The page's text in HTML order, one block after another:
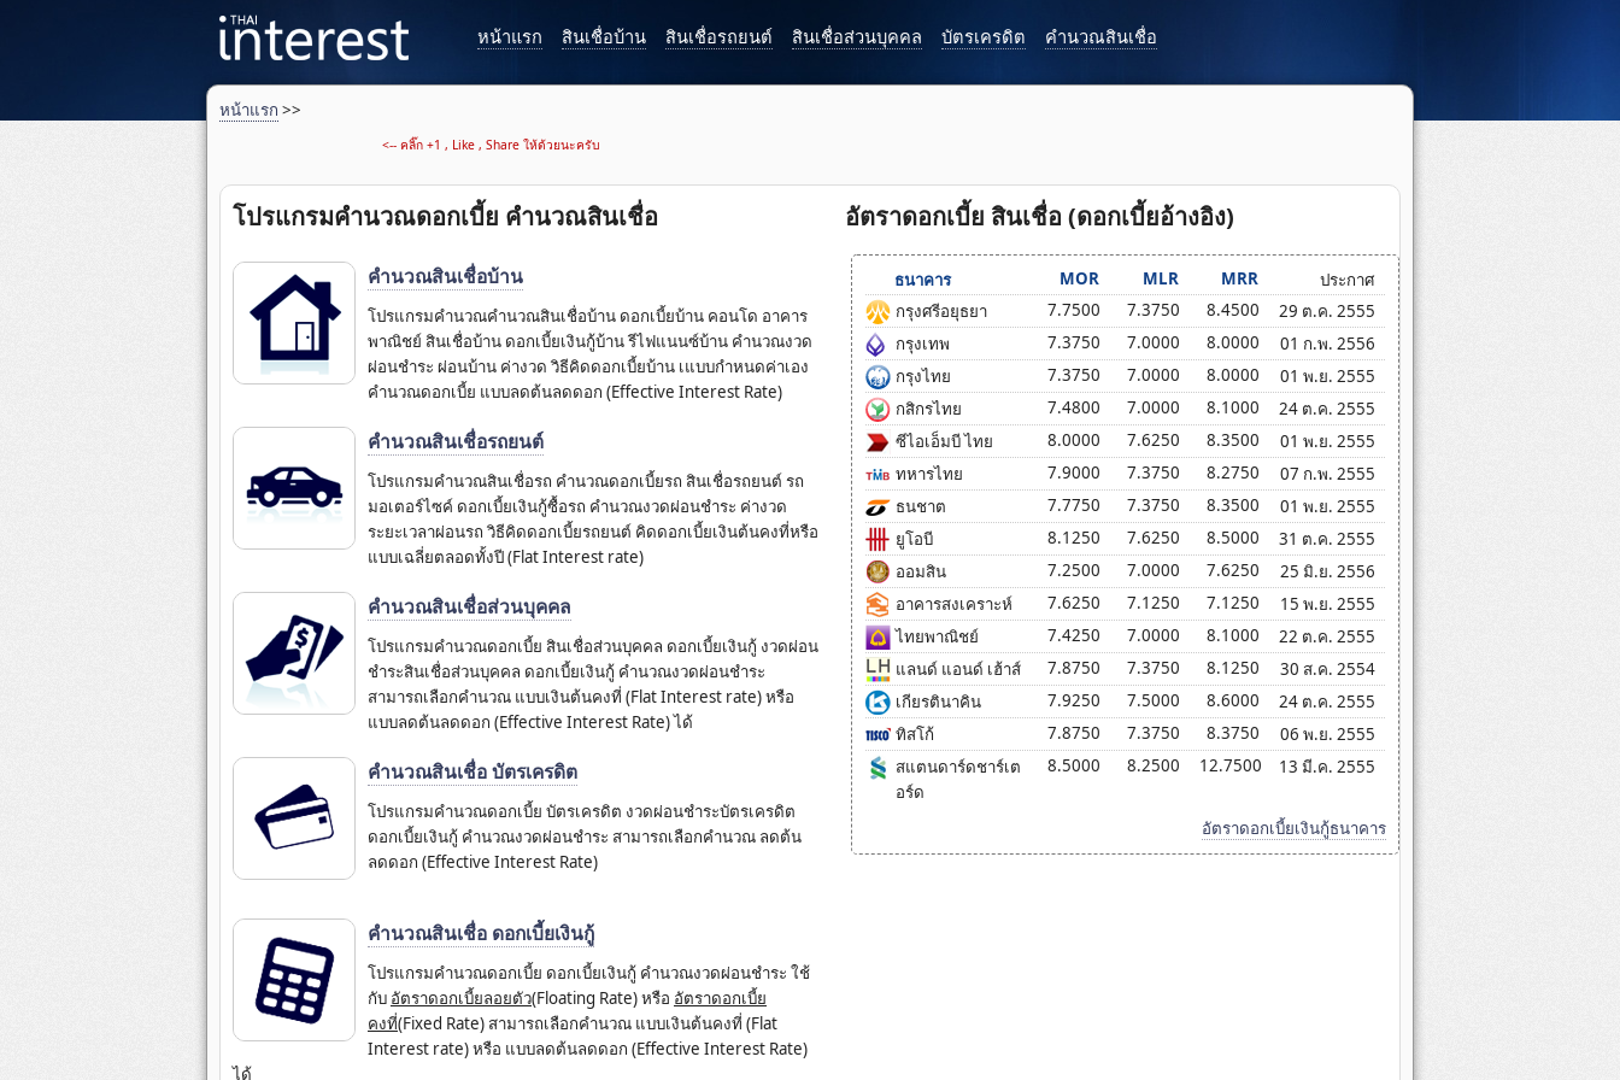
หน้าแรก สินเชื่อบ้าน สินเชื่อรถยนต์ สินเชื่อส่วนบุคคล บัตรเครดิต คำนวณสินเชื่อ
หน้าแรก >>
<-- คลิ๊ก +1 , Like , Share ให้ด้วยนะครับ
โปรแกรมคำนวณดอกเบี้ย คำนวณสินเชื่อ
คำนวณสินเชื่อบ้าน
โปรแกรมคำนวณคํานวณสินเชื่อบ้าน ดอกเบี้ยบ้าน คอนโด อาคาร
พาณิชย์ สินเชื่อบ้าน ดอกเบี้ยเงินกู้บ้าน รีไฟแนนซ์บ้าน คำนวณงวด
ผ่อนชำระ ผ่อนบ้าน ค่างวด วิธีคิดดอกเบี้ยบ้าน เแบบกำหนดค่าเอง
คำนวณดอกเบี้ย แบบลดต้นลดดอก (Effective Interest Rate)
คำนวณสินเชื่อรถยนต์
โปรแกรมคํานวณสินเชื่อรถ คำนวณดอกเบี้ยรถ สินเชื่อรถยนต์ รถ
มอเตอร์ไซค์ ดอกเบี้ยเงินกู้ซื้อรถ คำนวณงวดผ่อนชำระ ค่างวด
ระยะเวลาผ่อนรถ วิธีคิดดอกเบี้ยรถยนต์ คิดดอกเบี้ยเงินต้นคงที่หรือ
แบบเฉลี่ยตลอดทั้งปี (Flat Interest rate)
คำนวณสินเชื่อส่วนบุคคล
โปรแกรมคำนวณดอกเบี้ย สินเชื่อส่วนบุคคล ดอกเบี้ยเงินกู้ งวดผ่อน
ชำระสินเชื่อส่วนบุคคล ดอกเบี้ยเงินกู้ คำนวณงวดผ่อนชำระ
สามารถเลือกคำนวณ แบบเงินต้นคงที่ (Flat Interest rate) หรือ
แบบลดต้นลดดอก (Effective Interest Rate) ได้
คำนวณสินเชื่อ บัตรเครดิต
โปรแกรมคำนวณดอกเบี้ย บัตรเครดิต งวดผ่อนชำระบัตรเครดิต
ดอกเบี้ยเงินกู้ คำนวณงวดผ่อนชำระ สามารถเลือกคำนวณ ลดต้น
ลดดอก (Effective Interest Rate)
คำนวณสินเชื่อ ดอกเบี้ยเงินกู้
โปรแกรมคำนวณดอกเบี้ย ดอกเบี้ยเงินกู้ คำนวณงวดผ่อนชำระ ใช้
กับ อัตราดอกเบี้ยลอยตัว(Floating Rate) หรือ อัตราดอกเบี้ย
คงที่(Fixed Rate) สามารถเลือกคำนวณ แบบเงินต้นคงที่ (Flat
Interest rate) หรือ แบบลดต้นลดดอก (Effective Interest Rate)
ได้
อัตราดอกเบี้ย สินเชื่อ (ดอกเบี้ยอ้างอิง)
ธนาคาร MOR MLR MRR
ประกาศ
กรุงศรีอยุธยา
7.7500 7.3750 8.4500
29 ต.ค. 2555
กรุงเทพ
7.3750 7.0000 8.0000
01 ก.พ. 2556
กรุงไทย
7.3750 7.0000 8.0000
01 พ.ย. 2555
กสิกรไทย
7.4800 7.0000 8.1000
24 ต.ค. 2555
ซีไอเอ็มบี ไทย
8.0000 7.6250 8.3500
01 พ.ย. 2555
ทหารไทย
7.9000 7.3750 8.2750
07 ก.พ. 2555
ธนชาต
7.7750 7.3750 8.3500
01 พ.ย. 2555
ยูโอบี
8.1250 7.6250 8.5000
31 ต.ค. 2555
ออมสิน
7.2500 7.0000 7.6250
25 มิ.ย. 2556
อาคารสงเคราะห์
7.6250 7.1250 7.1250
15 พ.ย. 2555
ไทยพาณิชย์
7.4250 7.0000 8.1000
22 ต.ค. 2555
แลนด์ แอนด์ เฮ้าส์
7.8750 7.3750 8.1250
30 ส.ค. 2554
เกียรตินาคิน
7.9250 7.5000 8.6000
24 ต.ค. 2555
ทิสโก้
7.8750 7.3750 8.3750
06 พ.ย. 2555
สแตนดาร์ดชาร์เต
อร์ด
8.5000 8.2500 12.7500 13 มี.ค. 2555
อัตราดอกเบี้ยเงินกู้ธนาคาร